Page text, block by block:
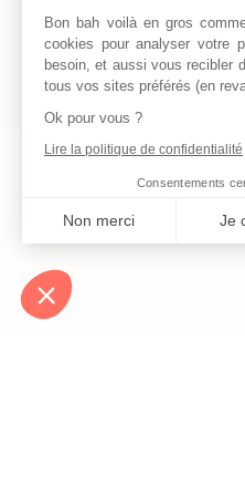
Bon bah voilà en gros
cookies pour analyser votre
besoin, et aussi vous recibler
tous vos sites préférés (en
Ok pour vous ?
Lire la politique de confidentialité
Consentements
Non merci Je
Notre plateforme vous permet